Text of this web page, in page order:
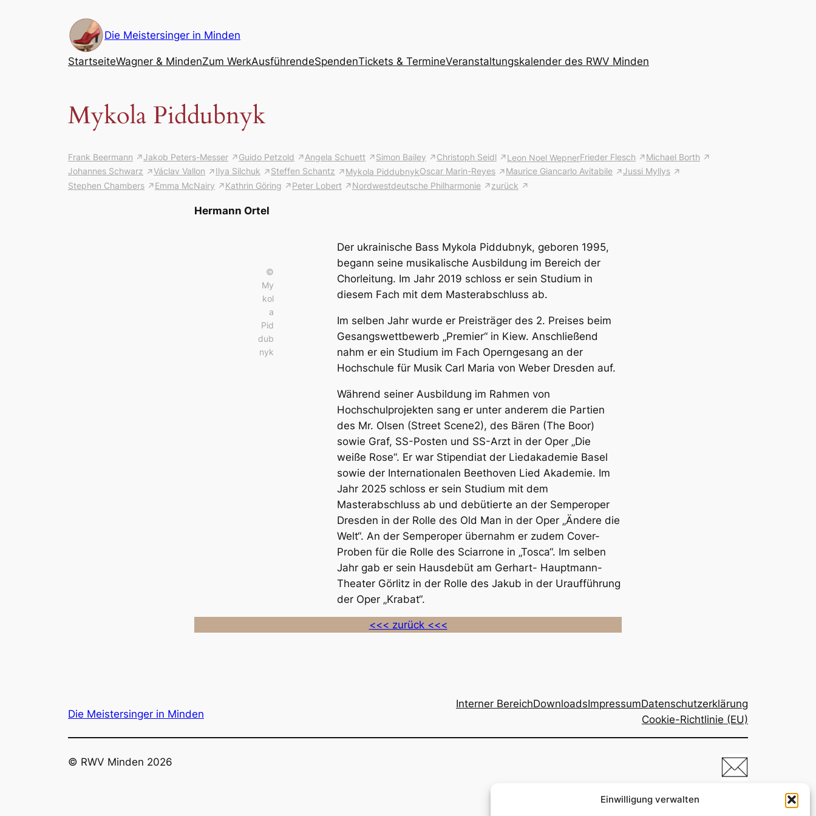
Einwilligung verwalten
Die Meistersinger in Minden
StartseiteWagner & MindenZum WerkAusführendeSpendenTickets & TermineVeranstaltungskalender des RWV Minden
Mykola Piddubnyk
Frank Beermann Jakob Peters-Messer Guido Petzold Angela Schuett Simon Bailey Christoph Seidl Leon Noel WepnerFrieder Flesch
Michael Borth
Johannes Schwarz
Václav Vallon Ilya Silchuk Steffen Schantz Mykola PiddubnykOscar Marin-Reyes Maurice Giancarlo Avitabile
Jussi Myllys
Stephen Chambers
Emma McNairy Kathrin Göring Peter Lobert Nordwestdeutsche Philharmonie zurück
Hermann Ortel
©
My
kol
a
Pid
dub
nyk
Der ukrainische Bass Mykola Piddubnyk, geboren 1995,
begann seine musikalische Ausbildung im Bereich der
Chorleitung. Im Jahr 2019 schloss er sein Studium in
diesem Fach mit dem Masterabschluss ab.
Im selben Jahr wurde er Preisträger des 2. Preises beim
Gesangswettbewerb „Premier“ in Kiew. Anschließend
nahm er ein Studium im Fach Operngesang an der
Hochschule für Musik Carl Maria von Weber Dresden auf.
Während seiner Ausbildung im Rahmen von
Hochschulprojekten sang er unter anderem die Partien
des Mr. Olsen (Street Scene2), des Bären (The Boor)
sowie Graf, SS-Posten und SS-Arzt in der Oper „Die
weiße Rose“. Er war Stipendiat der Liedakademie Basel
sowie der Internationalen Beethoven Lied Akademie. Im
Jahr 2025 schloss er sein Studium mit dem
Masterabschluss ab und debütierte an der Semperoper
Dresden in der Rolle des Old Man in der Oper „Ändere die
Welt“. An der Semperoper übernahm er zudem Cover-
Proben für die Rolle des Sciarrone in „Tosca“. Im selben
Jahr gab er sein Hausdebüt am Gerhart- Hauptmann-
Theater Görlitz in der Rolle des Jakub in der Uraufführung
der Oper „Krabat“.
<<< zurück <<<
Die Meistersinger in Minden
Interner BereichDownloadsImpressumDatenschutzerklärung
Cookie-Richtlinie (EU)
© RWV Minden 2026